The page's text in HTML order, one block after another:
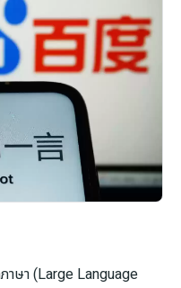
าษา (Large Language